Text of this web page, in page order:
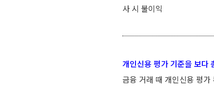
사 시 불이익
개인신용 평가 기준을 보
금융 거래 때 개인신용 평